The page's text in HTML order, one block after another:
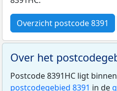
Overzicht postcode 8391
Over het
Postcode 8391HC ligt
postcodegebied 8391 in de